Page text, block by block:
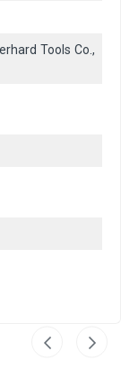
Tools Co.,